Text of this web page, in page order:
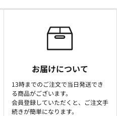
お届けについて
13時までのご注文で当日発送でき
る商品がございます。
会員登録していただくと、ご注文手
続きが簡単になります。